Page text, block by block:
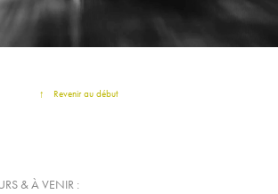
↑ Revenir au début
& À VENIR :